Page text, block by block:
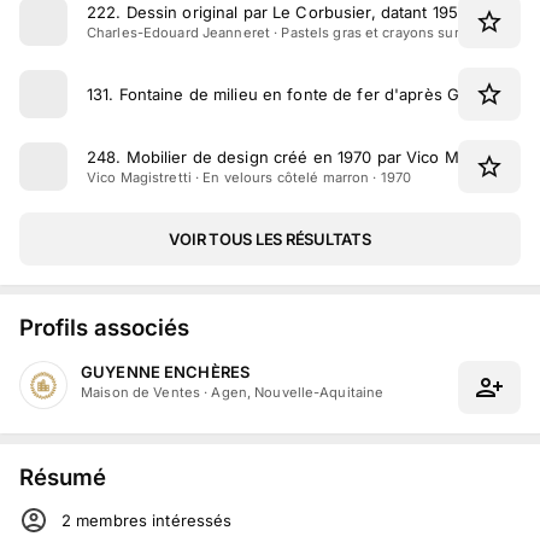
222. Dessin original par Le Corbusier, datant 1951
Charles-Edouard Jeanneret · Pastels gras et crayons sur papier vélin
131. Fontaine de milieu en fonte de fer d'après Germain
248. Mobilier de design créé en 1970 par Vico Magistretti
Vico Magistretti · En velours côtelé marron · 1970
VOIR TOUS LES RÉSULTATS
Profils associés
GUYENNE ENCHÈRES
Maison de Ventes ·Agen, Nouvelle-Aquitaine
Résumé
2 membres intéressés